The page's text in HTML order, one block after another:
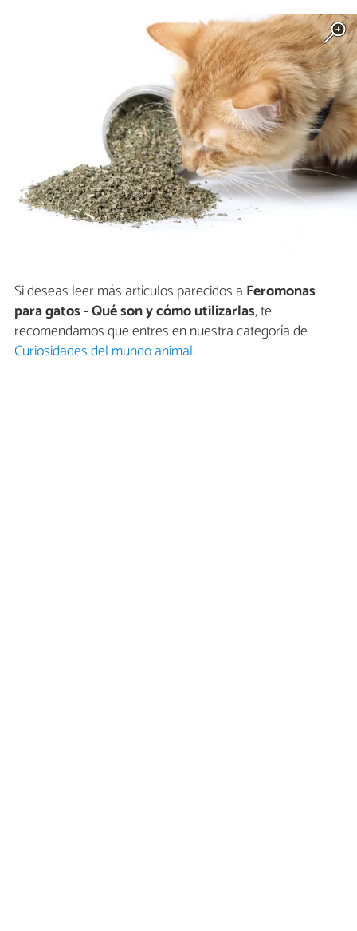
Si deseas leer más artículos parecidos a Feromonas
para gatos - Qué son y cómo utilizarlas, te
recomendamos que entres en nuestra categoría de
Curiosidades del mundo animal.